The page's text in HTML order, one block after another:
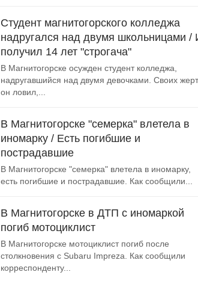
Студент магнитогорского колледжа
надругался над двумя школьницами /
получил 14 лет "строгача"
В Магнитогорске осужден студент колледжа,
надругавшийся над двумя девочками. Своих
он ловил,...
В Магнитогорске "семерка" влетела в
иномарку / Есть погибшие и
пострадавшие
В Магнитогорске "семерка" влетела в иномарку,
есть погибшие и пострадавшие. Как сообщили...
В Магнитогорске в ДТП с иномаркой
погиб мотоциклист
В Магнитогорске мотоциклист погиб после
столкновения с Subaru Impreza. Как сообщили
корреспонденту...